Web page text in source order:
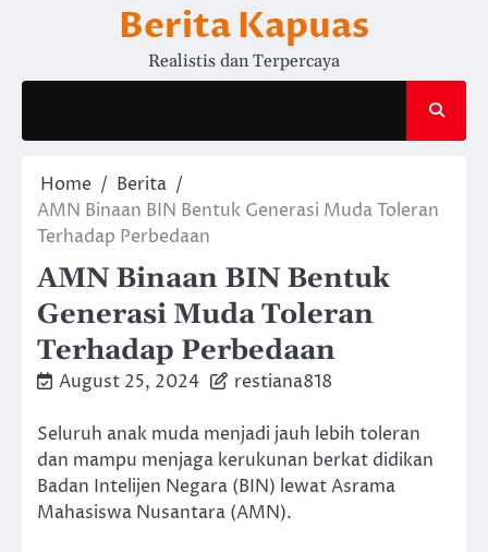
Berita Kapuas
Realistis dan Terpercaya
Home
Berita
AMN Binaan BIN Bentuk Generasi Muda Toleran
Terhadap Perbedaan
AMN Binaan BIN Bentuk
Generasi Muda Toleran
Terhadap Perbedaan
August 25, 2024 restiana818
Seluruh anak muda menjadi jauh lebih toleran
dan mampu menjaga kerukunan berkat didikan
Badan Intelijen Negara (BIN) lewat Asrama
Mahasiswa Nusantara (AMN).